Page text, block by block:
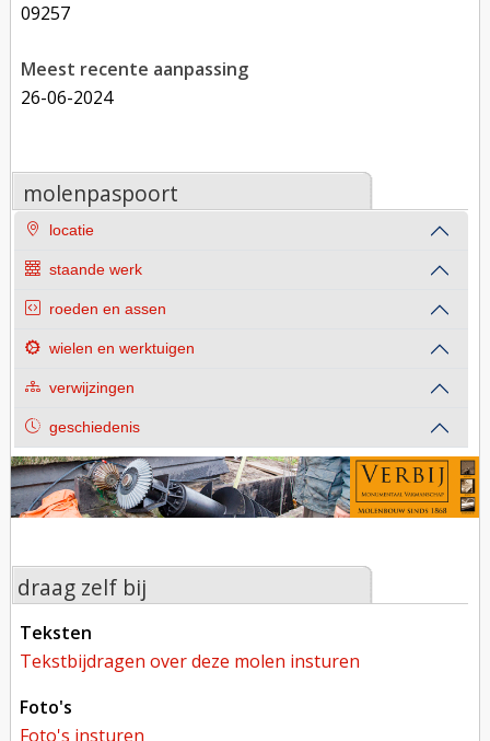
09257
Meest recente aanpassing
26-06-2024
molenpaspoort
locatie
staande werk
roeden en assen
wielen en werktuigen
verwijzingen
geschiedenis
draag zelf bij
teksten
tekstbijdragen over deze molen insturen
foto's
foto's insturen